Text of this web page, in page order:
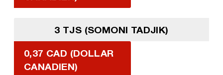
3 TJS (SOMONI TADJIK)
0,37 CAD (DOLLAR
CANADIEN)